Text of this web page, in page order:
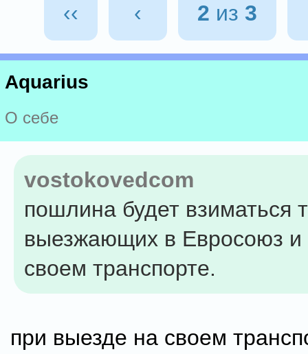
‹‹ ‹ 2 из 3
Aquarius
О себе
vostokovedcom
пошлина будет взиматься
выезжающих в Евросоюз и
своем транспорте.
при выезде на своем